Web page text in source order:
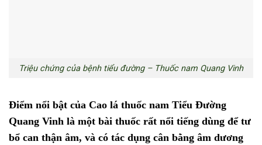
Triệu chứng của bệnh tiểu đường – Thuốc nam Quang Vinh
Điểm nổi bật của Cao lá thuốc nam Tiểu Đường
Quang Vinh là một bài thuốc rất nổi tiếng dùng để tư
bổ can thận âm, và có tác dụng cân bằng âm dương